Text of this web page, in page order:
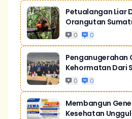
Petualangan Liar
Orangutan
0 0
Penganugerahan
Kehormatan Dari
0 0
Membangun
Kesehatan Unggul